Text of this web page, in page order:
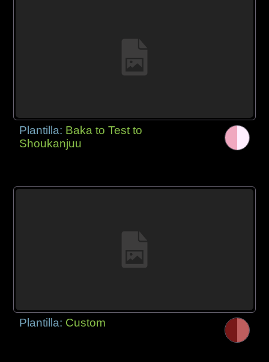
Plantilla: Baka to Test to
Shoukanjuu
Plantilla: Custom